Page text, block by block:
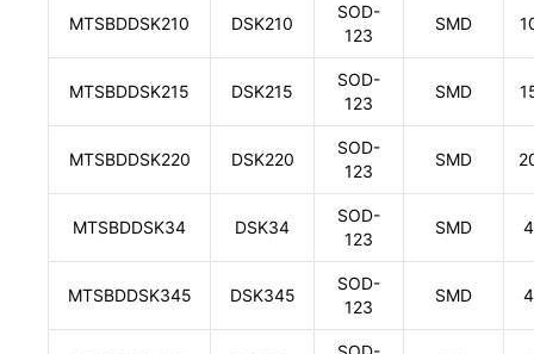
MTSBDDSK210 DSK210
SOD-
123
SMD
MTSBDDSK215 DSK215
SOD-
123
SMD
MTSBDDSK220 DSK220
SOD-
123
SMD
MTSBDDSK34 DSK34
SOD-
123
SMD
MTSBDDSK345 DSK345
SOD-
123
SMD